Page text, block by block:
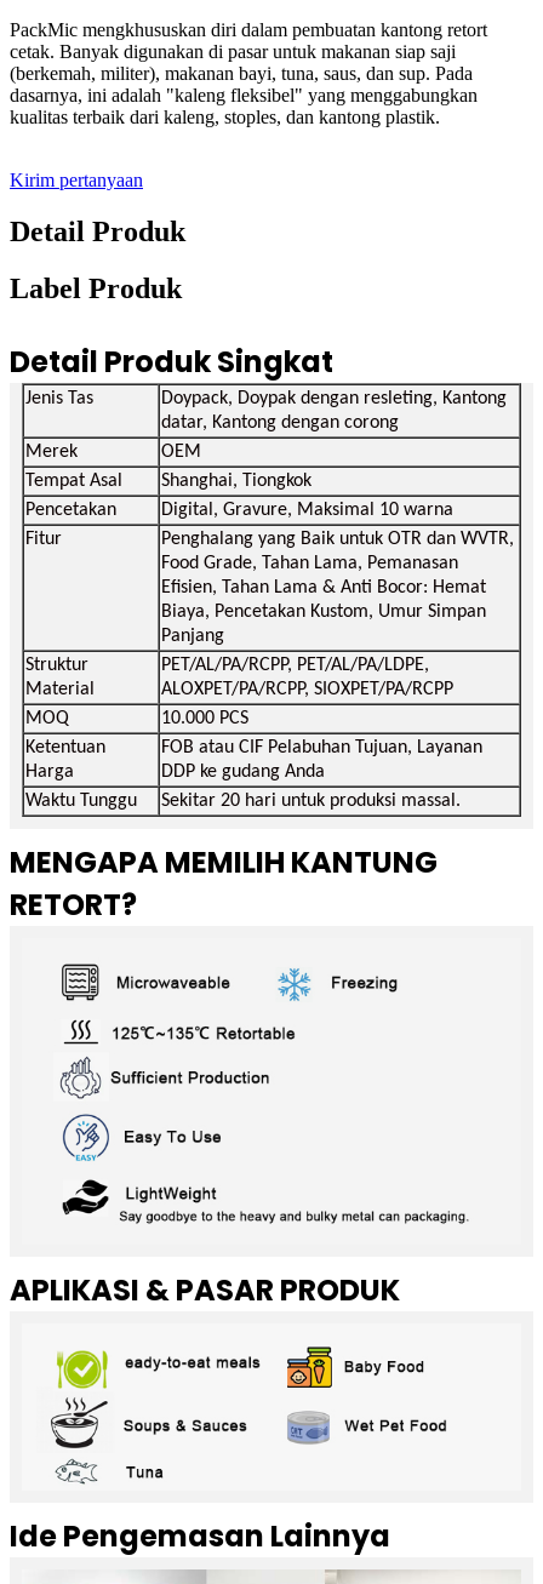
PackMic mengkhususkan diri dalam pembuatan kantong retort
cetak. Banyak digunakan di pasar untuk makanan siap saji
(berkemah, militer), makanan bayi, tuna, saus, dan sup. Pada
dasarnya, ini adalah "kaleng fleksibel" yang menggabungkan
kualitas terbaik dari kaleng, stoples, dan kantong plastik.
Kirim pertanyaan
Detail Produk
Label Produk
Detail Produk Singkat
Jenis Tas
Doypack, Doypak dengan resleting, Kantong
datar, Kantong dengan corong
Merek
OEM
Tempat Asal
Shanghai, Tiongkok
Pencetakan
Digital, Gravure, Maksimal 10 warna
Fitur
Penghalang yang Baik untuk OTR dan WVTR,
Food Grade, Tahan Lama, Pemanasan
Efisien, Tahan Lama & Anti Bocor: Hemat
Biaya, Pencetakan Kustom, Umur Simpan
Panjang
Struktur
Material
PET/AL/PA/RCPP, PET/AL/PA/LDPE,
ALOXPET/PA/RCPP, SIOXPET/PA/RCPP
MOQ
10.000 PCS
Ketentuan
Harga
FOB atau CIF Pelabuhan Tujuan, Layanan
DDP ke gudang Anda
Waktu Tunggu
Sekitar 20 hari untuk produksi massal.
MENGAPA MEMILIH KANTUNG
RETORT?
APLIKASI & PASAR PRODUK
Ide Pengemasan Lainnya